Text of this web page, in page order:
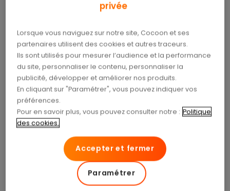
La grippe est une infection respiratoire virale qui
peut être grave, voire mortelle, pour les
personnes à risque. La vaccination estla meilleure
protection contre la grippe. Elle permet de
réduire le risque de contracter la maladie, de
développer des complications graves et de
mourir.
Qu’est-ce que la grippe ?
La grippe est une infection respiratoire causée par
un virus de la famille des orthomyxoviridae. Elle se
transmet par contact avec lessécrétions
privée
Lorsque vous naviguez sur notre site, Cocoon et ses
partenaires utilisent des cookies et autres traceurs.
Ils sont utilisés pour mesurer l’audience et la performance
du site, personnaliser le contenu, personnaliser la
publicité, développer et améliorer nos produits.
En cliquant sur "Paramétrer", vous pouvez indiquer vos
préférences.
Pour en savoir plus, vous pouvez consulter notre : Politique
des cookies.
Accepter et fermer
Paramétrer